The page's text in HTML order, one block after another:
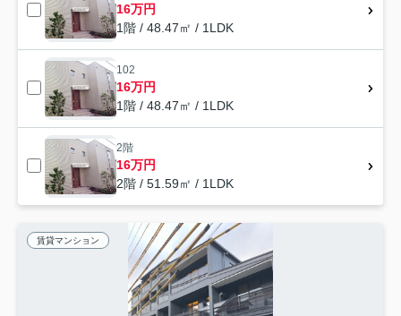
16万円
1階 / 48.47㎡ / 1LDK
102
16万円
1階 / 48.47㎡ / 1LDK
2階
16万円
2階 / 51.59㎡ / 1LDK
賃貸マンション